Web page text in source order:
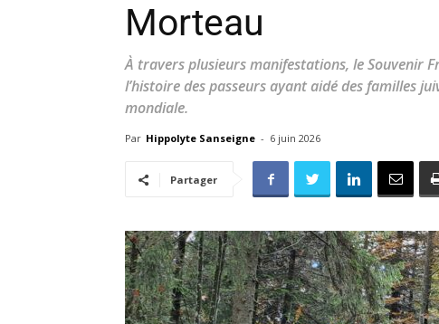
Morteau
À travers plusieurs manifestations, le Souvenir
l’histoire des passeurs ayant aidé des familles
mondiale.
Par Hippolyte Sanseigne - 6 juin 2026
Partager